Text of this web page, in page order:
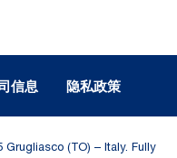
信息 隐私政策
Grugliasco (TO) – Italy. Fully